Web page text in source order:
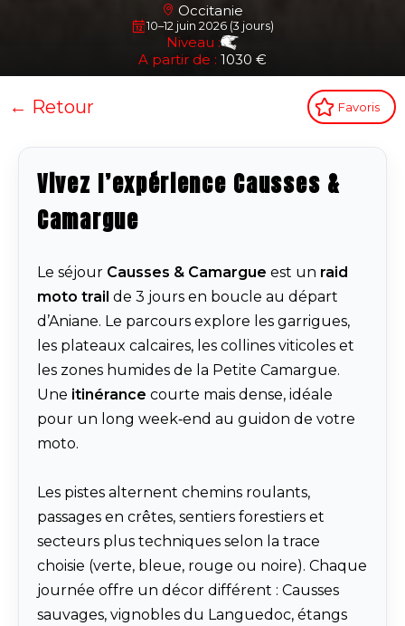
Occitanie
10–12 juin 2026 (3 jours)
Niveau :
A partir de : 1030 €
← Retour Favoris
Vivez l’expérience Causses &
Camargue
Le séjour Causses & Camargue est un raid
moto trail de 3 jours en boucle au départ
d’Aniane. Le parcours explore les garrigues,
les plateaux calcaires, les collines viticoles et
les zones humides de la Petite Camargue.
Une itinérance courte mais dense, idéale
pour un long week‑end au guidon de votre
moto.
Les pistes alternent chemins roulants,
passages en crêtes, sentiers forestiers et
secteurs plus techniques selon la trace
choisie (verte, bleue, rouge ou noire). Chaque
journée offre un décor différent : Causses
sauvages, vignobles du Languedoc, étangs